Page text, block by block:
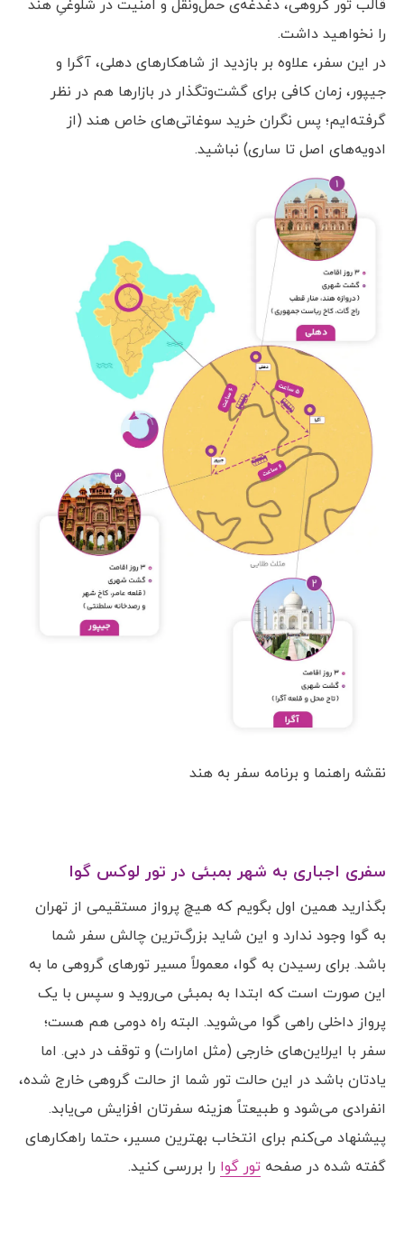
قالب تور گروهی، دغدغه‌ی حمل‌ونقل و امنیت در شلوغیِ هند
را نخواهید داشت.
در این سفر، علاوه بر بازدید از شاهکارهای دهلی، آگرا و
جیپور، زمان کافی برای گشت‌وتگذار در بازارها هم در نظر
گرفته‌ایم؛ پس نگران خرید سوغاتی‌های خاص هند (از
ادویه‌های اصل تا ساری) نباشید.
نقشه راهنما و برنامه سفر به هند
سفری اجباری به شهر بمبئی در تور لوکس گوا
بگذارید همین اول بگویم که هیچ پرواز مستقیمی از تهران
به گوا وجود ندارد و این شاید بزرگ‌ترین چالش سفر شما
باشد. برای رسیدن به گوا، معمولاً مسیر تورهای گروهی ما به
این صورت است که ابتدا به بمبئی می‌روید و سپس با یک
پرواز داخلی راهی گوا می‌شوید. البته راه دومی هم هست؛
سفر با ایرلاین‌های خارجی (مثل امارات) و توقف در دبی. اما
یادتان باشد در این حالت تور شما از حالت گروهی خارج شده،
انفرادی می‌شود و طبیعتاً هزینه سفرتان افزایش می‌یابد.
پیشنهاد می‌کنم برای انتخاب بهترین مسیر، حتما راهکارهای
گفته شده در صفحه تور گوا را بررسی کنید.